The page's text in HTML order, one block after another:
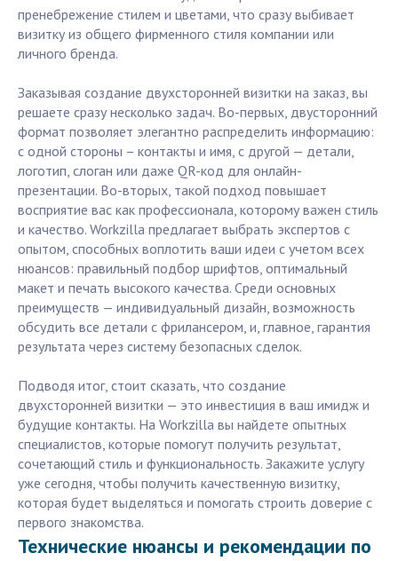
пренебрежение стилем и цветами, что сразу выбивает
визитку из общего фирменного стиля компании или
личного бренда.
Заказывая создание двухсторонней визитки на заказ, вы
решаете сразу несколько задач. Во-первых, двусторонний
формат позволяет элегантно распределить информацию:
с одной стороны – контакты и имя, с другой — детали,
логотип, слоган или даже QR-код для онлайн-
презентации. Во-вторых, такой подход повышает
восприятие вас как профессионала, которому важен стиль
и качество. Workzilla предлагает выбрать экспертов с
опытом, способных воплотить ваши идеи с учетом всех
нюансов: правильный подбор шрифтов, оптимальный
макет и печать высокого качества. Среди основных
преимуществ — индивидуальный дизайн, возможность
обсудить все детали с фрилансером, и, главное, гарантия
результата через систему безопасных сделок.
Подводя итог, стоит сказать, что создание
двухсторонней визитки — это инвестиция в ваш имидж и
будущие контакты. На Workzilla вы найдете опытных
специалистов, которые помогут получить результат,
сочетающий стиль и функциональность. Закажите услугу
уже сегодня, чтобы получить качественную визитку,
которая будет выделяться и помогать строить доверие с
первого знакомства.
Технические нюансы и рекомендации по